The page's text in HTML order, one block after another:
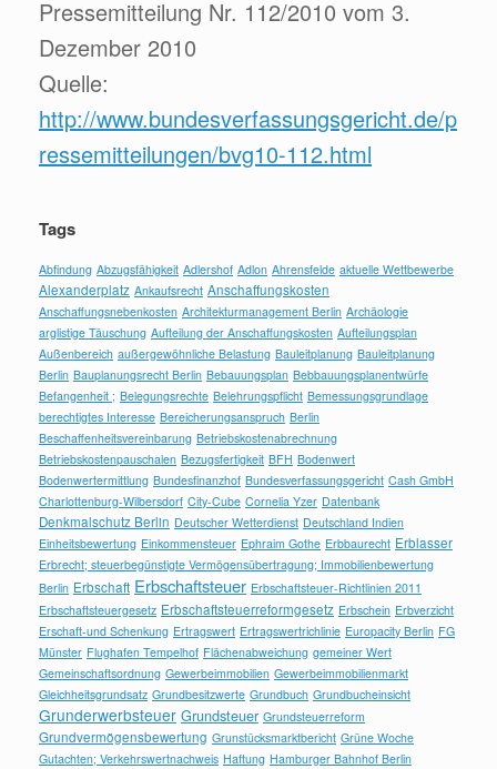
Pressemitteilung Nr. 112/2010 vom 3.
Dezember 2010
Quelle:
http://www.bundesverfassungsgericht.de/p
ressemitteilungen/bvg10-112.html
Tags
Abfindung Abzugsfähigkeit Adlershof Adlon Ahrensfelde aktuelle Wettbewerbe
Alexanderplatz Ankaufsrecht Anschaffungskosten
Anschaffungsnebenkosten Architekturmanagement Berlin Archäologie
arglistige Täuschung Aufteilung der Anschaffungskosten Aufteilungsplan
Außenbereich außergewöhnliche Belastung Bauleitplanung Bauleitplanung
Berlin Bauplanungsrecht Berlin Bebauungsplan Bebbauungsplanentwürfe
Befangenheit ; Belegungsrechte Belehrungspflicht Bemessungsgrundlage
berechtigtes Interesse Bereicherungsanspruch Berlin
Beschaffenheitsvereinbarung Betriebskostenabrechnung
Betriebskostenpauschalen Bezugsfertigkeit BFH Bodenwert
Bodenwertermittlung Bundesfinanzhof Bundesverfassungsgericht Cash GmbH
Charlottenburg-Wilbersdorf City-Cube Cornelia Yzer Datenbank
Denkmalschutz Berlin Deutscher Wetterdienst Deutschland Indien
Einheitsbewertung Einkommensteuer Ephraim Gothe Erbbaurecht Erblasser
Erbrecht; steuerbegünstigte Vermögensübertragung; Immobilienbewertung
Berlin Erbschaft Erbschaftsteuer Erbschaftsteuer-Richtlinien 2011
Erbschaftsteuergesetz Erbschaftsteuerreformgesetz Erbschein Erbverzicht
Erschaft-und Schenkung Ertragswert Ertragswertrichlinie Europacity Berlin FG
Münster Flughafen Tempelhof Flächenabweichung gemeiner Wert
Gemeinschaftsordnung Gewerbeimmobilien Gewerbeimmobilienmarkt
Gleichheitsgrundsatz Grundbesitzwerte Grundbuch Grundbucheinsicht
Grunderwerbsteuer Grundsteuer Grundsteuerreform
Grundvermögensbewertung Grunstücksmarktbericht Grüne Woche
Gutachten; Verkehrswertnachweis Haftung Hamburger Bahnhof Berlin